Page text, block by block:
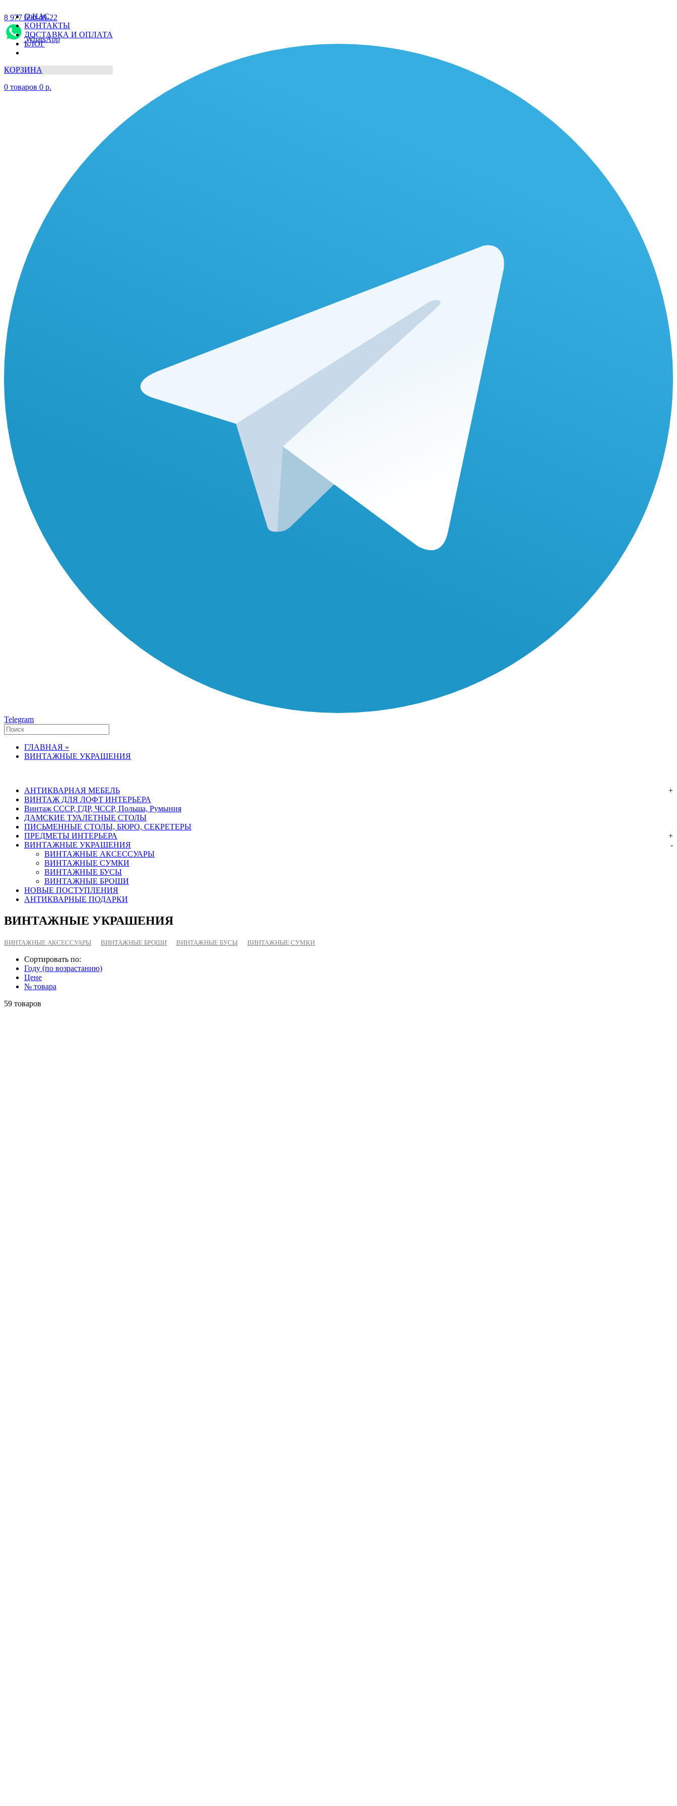
О НАС
КОНТАКТЫ
ДОСТАВКА И ОПЛАТА
БЛОГ
КОРЗИНА
0 товаров 0 р.
8 977 690-49-22
WhatsApp
Telegram
ГЛАВНАЯ »
ВИНТАЖНЫЕ УКРАШЕНИЯ
АНТИКВАРНАЯ МЕБЕЛЬ
+
ВИНТАЖ ДЛЯ ЛОФТ ИНТЕРЬЕРА
Винтаж СССР, ГДР, ЧССР, Польша, Румыния
ДАМСКИЕ ТУАЛЕТНЫЕ СТОЛЫ
ПИСЬМЕННЫЕ СТОЛЫ, БЮРО, СЕКРЕТЕРЫ
ПРЕДМЕТЫ ИНТЕРЬЕРА
+
ВИНТАЖНЫЕ УКРАШЕНИЯ
-
ВИНТАЖНЫЕ АКСЕССУАРЫ
ВИНТАЖНЫЕ СУМКИ
ВИНТАЖНЫЕ БУСЫ
ВИНТАЖНЫЕ БРОШИ
НОВЫЕ ПОСТУПЛЕНИЯ
АНТИКВАРНЫЕ ПОДАРКИ
ВИНТАЖНЫЕ УКРАШЕНИЯ
ВИНТАЖНЫЕ АКСЕССУАРЫ ВИНТАЖНЫЕ БРОШИ ВИНТАЖНЫЕ БУСЫ ВИНТАЖНЫЕ СУМКИ
Сортировать по:
Году (по возрастанию)
Цене
№ товара
59 товаров